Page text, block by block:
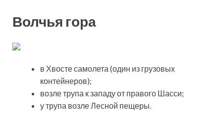
Волчья гора
в Хвосте самолета (один из грузовых
контейнеров);
возле трупа к западу от правого Шасси;
у трупа возле Лесной пещеры.